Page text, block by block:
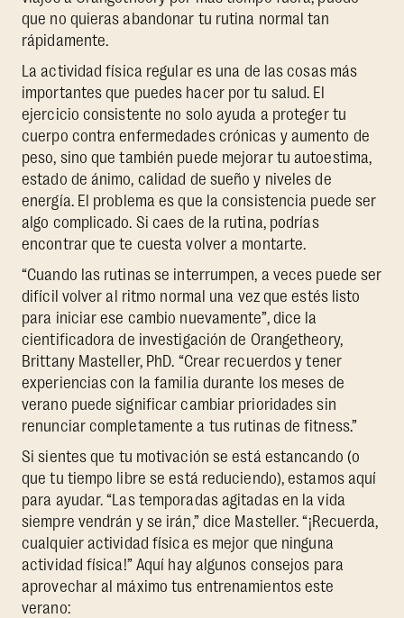
que no quieras abandonar tu rutina normal tan
rápidamente.
La actividad física regular es una de las cosas más
importantes que puedes hacer por tu salud. El
ejercicio consistente no solo ayuda a proteger tu
cuerpo contra enfermedades crónicas y aumento de
peso, sino que también puede mejorar tu autoestima,
estado de ánimo, calidad de sueño y niveles de
energía. El problema es que la consistencia puede ser
algo complicado. Si caes de la rutina, podrías
encontrar que te cuesta volver a montarte.
“Cuando las rutinas se interrumpen, a veces puede ser
difícil volver al ritmo normal una vez que estés listo
para iniciar ese cambio nuevamente”, dice la
cientificadora de investigación de Orangetheory,
Brittany Masteller, PhD. “Crear recuerdos y tener
experiencias con la familia durante los meses de
verano puede significar cambiar prioridades sin
renunciar completamente a tus rutinas de fitness.”
Si sientes que tu motivación se está estancando (o
que tu tiempo libre se está reduciendo), estamos aquí
para ayudar. “Las temporadas agitadas en la vida
siempre vendrán y se irán,” dice Masteller. “¡Recuerda,
cualquier actividad física es mejor que ninguna
actividad física!” Aquí hay algunos consejos para
aprovechar al máximo tus entrenamientos este
verano: